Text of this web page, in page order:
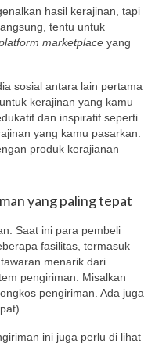
hasil kerajinan, tapi
tentu untuk
marketplace yang
sosial antara lain pertama
kerajinan yang kamu
dan inspiratif seperti
yang kamu pasarkan.
produk kerajianan
yang paling tepat
Saat ini para pembeli
fasilitas, termasuk
menarik dari
pengiriman. Misalkan
pengiriman. Ada juga
ini juga perlu di lihat